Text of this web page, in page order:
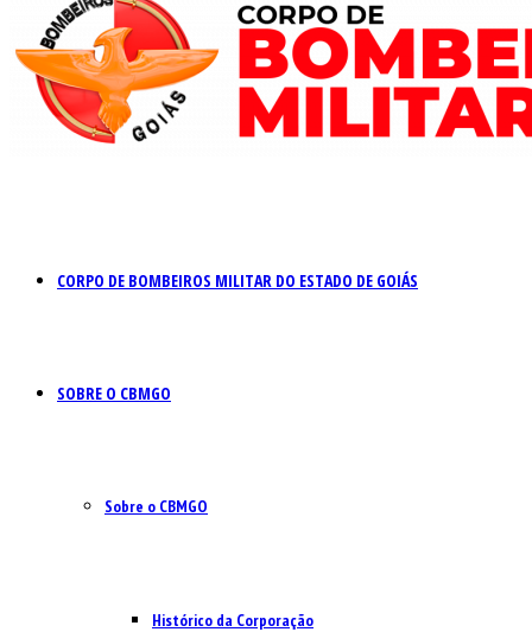
CORPO DE BOMBEIROS MILITAR DO ESTADO DE GOIÁS
SOBRE O CBMGO
Sobre o CBMGO
Histórico da Corporação